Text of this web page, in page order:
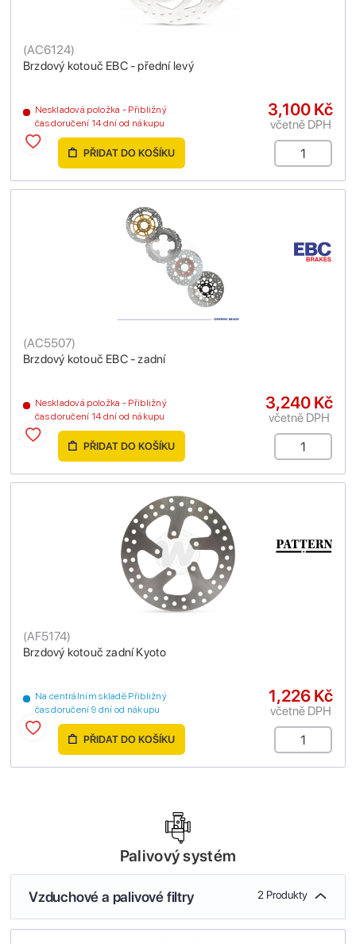
Brzdový kotouč EBC - přední levý
(AC6124)
Neskladová položka - Přibližný
čas doručení 14 dní od nákupu
3,100 Kč
včetně DPH
PŘIDAT DO KOŠÍKU
Brzdový kotouč EBC - zadní
(AC5507)
Neskladová položka - Přibližný
čas doručení 14 dní od nákupu
3,240 Kč
včetně DPH
PŘIDAT DO KOŠÍKU
Brzdový kotouč zadní Kyoto
(AF5174)
Na centrálním skladě Přibližný
čas doručení 9 dní od nákupu
1,226 Kč
včetně DPH
PŘIDAT DO KOŠÍKU
Palivový systém
Vzduchové a palivové filtry 2 Produkty